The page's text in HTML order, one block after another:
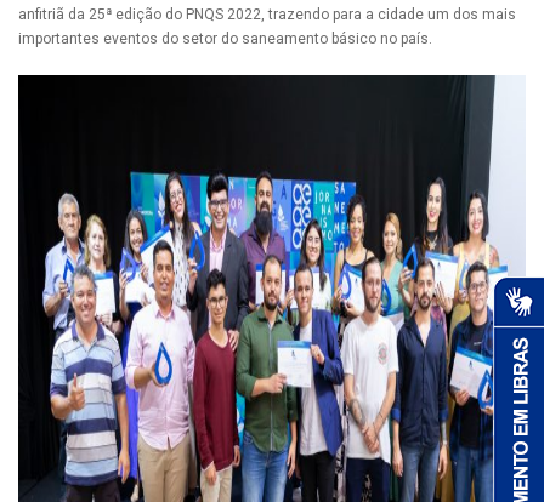
anfitriã da 25ª edição do PNQS 2022, trazendo para a cidade um dos mais
importantes eventos do setor do saneamento básico no país.